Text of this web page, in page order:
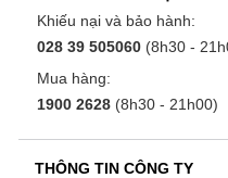
Khiếu nại và bảo hành:
028 39 505060 (8h30 -
Mua hàng:
1900 2628 (8h30 - 21h00)
THÔNG TIN CÔNG TY